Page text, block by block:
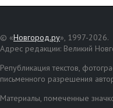
© «Новгород.ру», 1997-2026.
Адрес редакции: Великий
Републикация текстов,
письменного разрешения
Материалы, помеченные